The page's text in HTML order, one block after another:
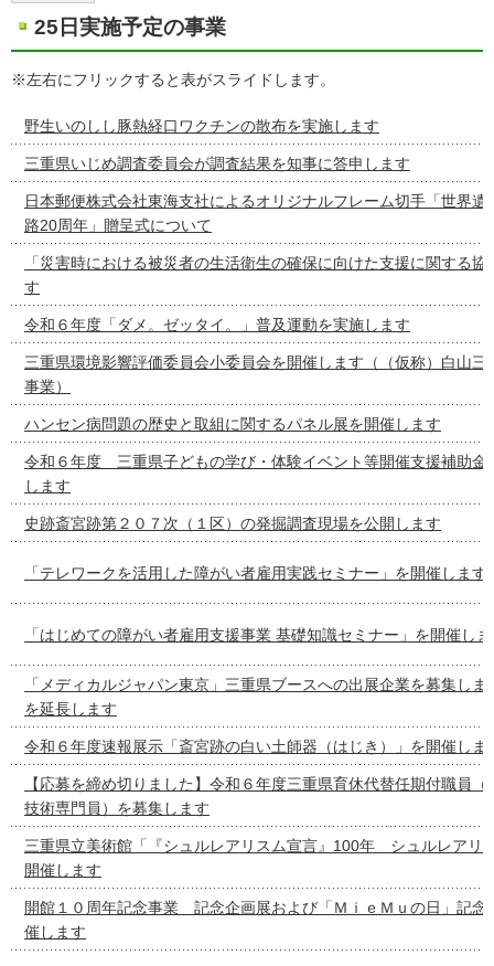
25日実施予定の事業
※左右にフリックすると表がスライドします。
野生いのしし豚熱経口ワクチンの散布を実施します
三重県いじめ調査委員会が調査結果を知事に答申します
日本郵便株式会社東海支社によるオリジナルフレーム切手「世界遺
路20周年」贈呈式について
「災害時における被災者の生活衛生の確保に向けた支援に関する
す
令和６年度「ダメ。ゼッタイ。」普及運動を実施します
三重県環境影響評価委員会小委員会を開催します（（仮称）白山三
事業）
ハンセン病問題の歴史と取組に関するパネル展を開催します
令和６年度 三重県子どもの学び・体験イベント等開催支援補助金
します
史跡斎宮跡第２０７次（１区）の発掘調査現場を公開します
「テレワークを活用した障がい者雇用実践セミナー」を開催します
「はじめての障がい者雇用支援事業 基礎知識セミナー」を開催し
「メディカルジャパン東京」三重県ブースへの出展企業を募集し
を延長します
令和６年度速報展示「斎宮跡の白い土師器（はじき）」を開催しま
【応募を締め切りました】令和６年度三重県育休代替任期付職員
技術専門員）を募集します
三重県立美術館「『シュルレアリスム宣言』100年 シュルレアリ
開催します
開館１０周年記念事業 記念企画展および「ＭｉｅＭｕの日」記念
催します